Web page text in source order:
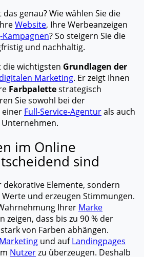
genau? Wie wählen Sie die
Website, Ihre Werbeanzeigen
Kampagnen? So steigern Sie die
und nachhaltig.
die wichtigsten Grundlagen der
digitalen Marketing. Er zeigt Ihnen
Farbpalettestrategisch
Sie sowohl bei der
Full-Service-Agenturals auch
im Online
sind
Elemente, sondern
und erzeugen Stimmungen.
Ihrer Marke
zeigen, dass bis zu 90 % der
von Farben abhängen.
und aufLandingpages
Nutzerzu überzeugen. Deshalb